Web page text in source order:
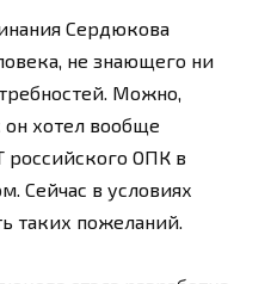
Сердюкова
не знающего ни
Можно,
хотел вообще
российского ОПК в
Сейчас в условиях
таких пожеланий.